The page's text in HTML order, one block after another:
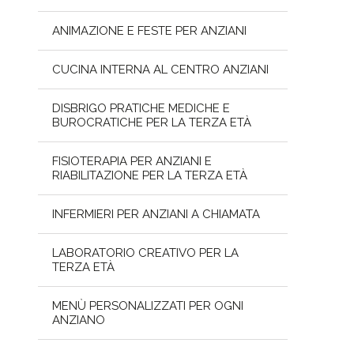
ANIMAZIONE E FESTE PER ANZIANI
CUCINA INTERNA AL CENTRO ANZIANI
DISBRIGO PRATICHE MEDICHE E
BUROCRATICHE PER LA TERZA ETÀ
FISIOTERAPIA PER ANZIANI E
RIABILITAZIONE PER LA TERZA ETÀ
INFERMIERI PER ANZIANI A CHIAMATA
LABORATORIO CREATIVO PER LA
TERZA ETÀ
MENÙ PERSONALIZZATI PER OGNI
ANZIANO